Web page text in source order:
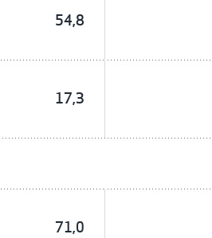
54,8
17,3
71,0